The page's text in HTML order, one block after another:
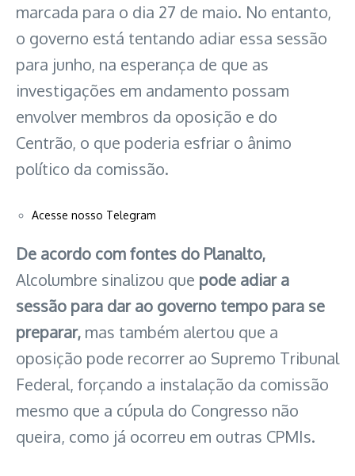
marcada para o dia 27 de maio. No entanto,
o governo está tentando adiar essa sessão
para junho, na esperança de que as
investigações em andamento possam
envolver membros da oposição e do
Centrão, o que poderia esfriar o ânimo
político da comissão.
Acesse nosso Telegram
De acordo com fontes do Planalto,
Alcolumbre sinalizou que pode adiar a
sessão para dar ao governo tempo para se
preparar, mas também alertou que a
oposição pode recorrer ao Supremo Tribunal
Federal, forçando a instalação da comissão
mesmo que a cúpula do Congresso não
queira, como já ocorreu em outras CPMIs.